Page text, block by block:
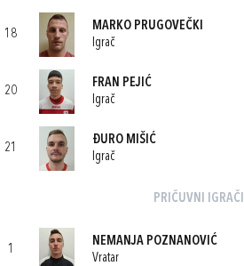
18
MARKO PRUGOVEČKI
Igrač
20
FRAN PEJIĆ
Igrač
21
ĐURO MIŠIĆ
Igrač
PRIČUVNI IGRAČI
1
NEMANJA POZNANOVIĆ
Vratar